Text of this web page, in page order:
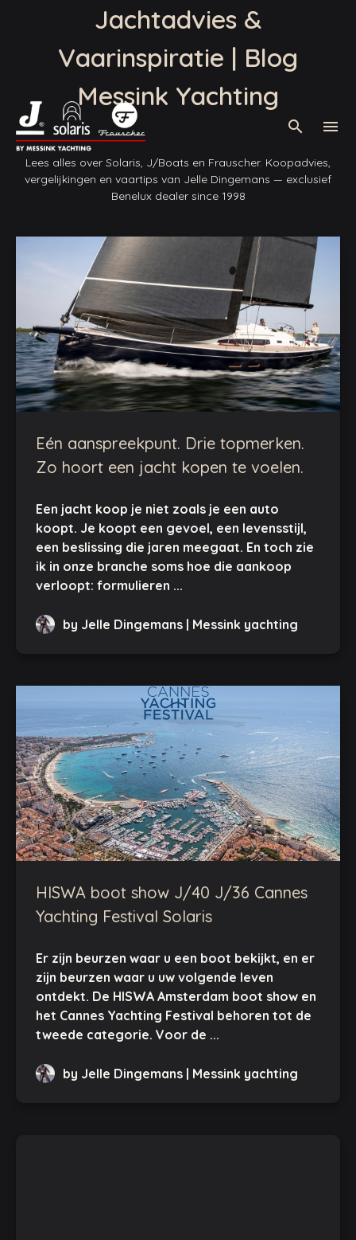
search menu
Waar bent u naar op zoek?
Er zijn geen suggesties want het zoekveld is leeg.
Jachtadvies &
Vaarinspiratie | Blog
Messink Yachting
Lees alles over Solaris, J/Boats en Frauscher. Koopadvies,
vergelijkingen en vaartips van Jelle Dingemans — exclusief
Benelux dealer since 1998
Eén aanspreekpunt. Drie topmerken.
Zo hoort een jacht kopen te voelen.
Een jacht koop je niet zoals je een auto
koopt. Je koopt een gevoel, een levensstijl,
een beslissing die jaren meegaat. En toch zie
ik in onze branche soms hoe die aankoop
verloopt: formulieren ...
by Jelle Dingemans | Messink yachting
HISWA boot show J/40 J/36 Cannes
Yachting Festival Solaris
Er zijn beurzen waar u een boot bekijkt, en er
zijn beurzen waar u uw volgende leven
ontdekt. De HISWA Amsterdam boot show en
het Cannes Yachting Festival behoren tot de
tweede categorie. Voor de ...
by Jelle Dingemans | Messink yachting